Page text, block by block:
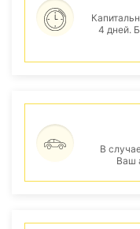
4 дней.
В
Ваш